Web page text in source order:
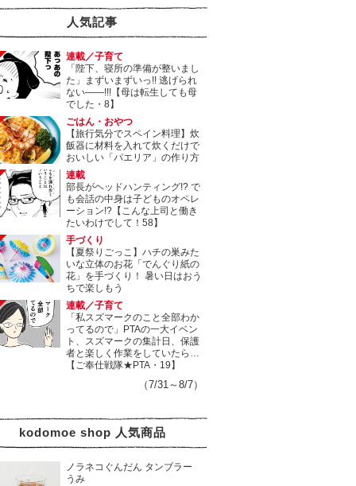
人気記事
連載／子育て
「陛下、寝所の準備が整いまし
た」まずいまずいっ!! 逃げられ
ない――!!!【母は転生しても母
でした・8】
ごはん・おやつ
【旅行気分でスペイン料理】炊
飯器に材料を入れて炊くだけで
おいしい「パエリア」の作り方
連載
部長がヘッドハンティング!? で
も会話の中身は子どものオペレ
ーション!?【こんな上司と働き
たいわけでして！58】
手づくり
【夏祭りごっこ】ハチの巣みた
いな立体のお花「でんぐり紙の
花」を手づくり！ 暑い日はおう
ちで楽しもう
連載／子育て
「私スズマークのこと全部わか
ってるので」PTAの一大イベン
ト、スズマークの集計日、保護
者と楽しく作業をしていたら…
【ご奉仕戦隊★PTA・19】
（7/31～8/7）
kodomoe shop 人気商品
ノラネコぐんだん タンブラー
うみ